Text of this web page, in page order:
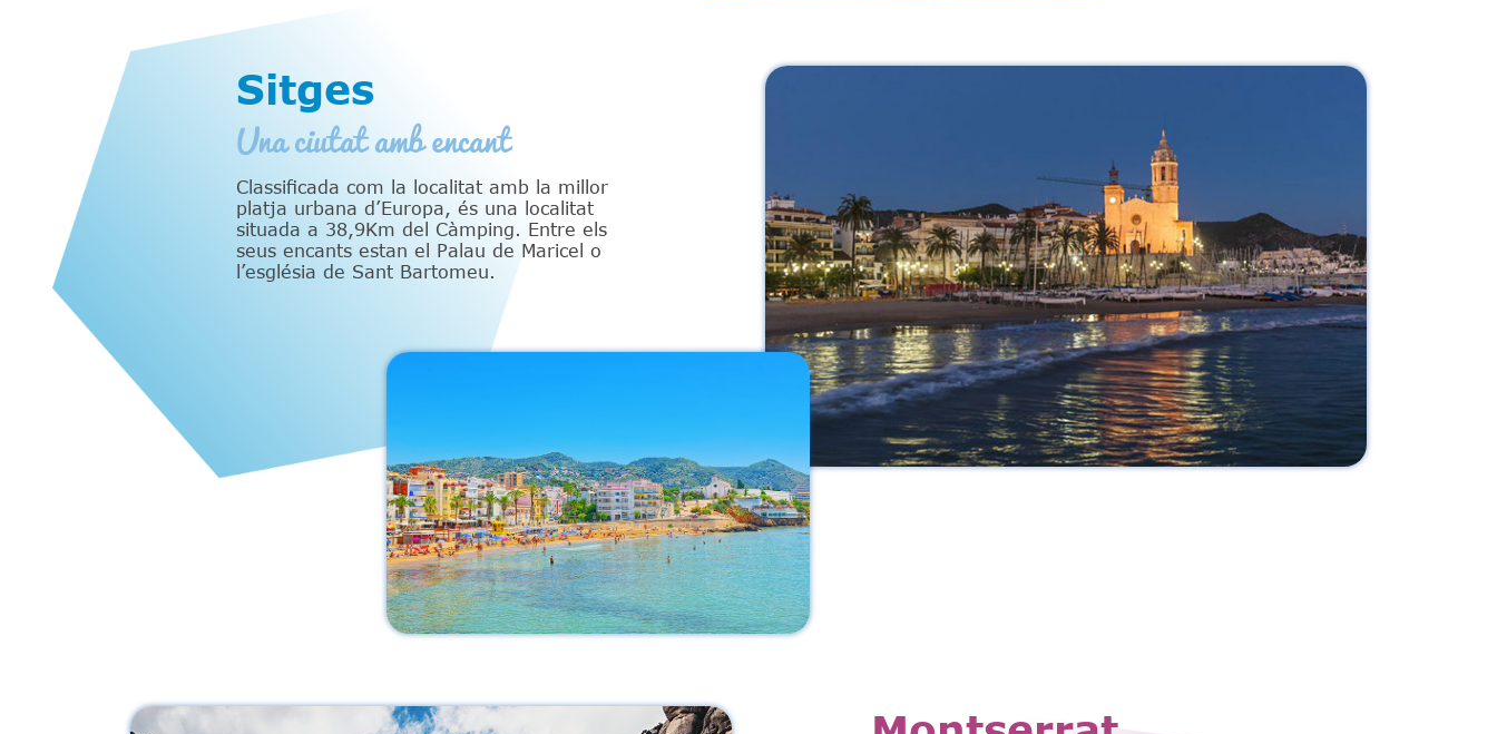
Sitges
Una ciutat amb encant
Classificada com la localitat amb la millor
platja urbana d’Europa, és una localitat
situada a 38,9Km del Càmping. Entre els
seus encants estan el Palau de Maricel o
l’església de Sant Bartomeu.